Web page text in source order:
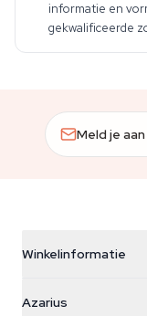
informatie en
gekwalificeerde
Meld je
Winkelinformatie
Galvaniweg 11
Azarius